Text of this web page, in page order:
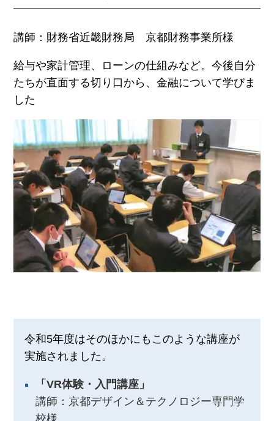
講師：財務省近畿財務局 京都財務事業所様
給与や家計管理、ローンの仕組みなど。今後自分
たちが直面する切り口から、金融について学びま
した
令和5年度はそのほかにもこのような講座が
実施されました。
「VR体験・入門講座」
講師：京都デザイン＆テクノロジー専門学
校様